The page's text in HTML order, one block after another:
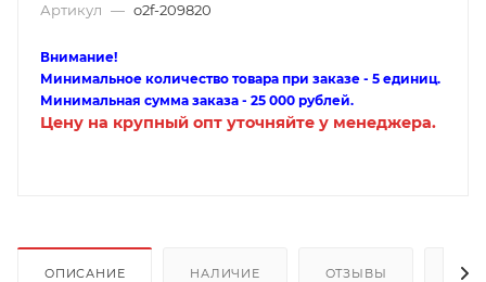
Артикул — o2f-209820
Внимание!
Минимальное количество товара при заказе - 5 единиц.
Минимальная сумма заказа - 25 000 рублей.
Цену на крупный опт уточняйте у менеджера.
ОПИСАНИЕ НАЛИЧИЕ ОТЗЫВЫ